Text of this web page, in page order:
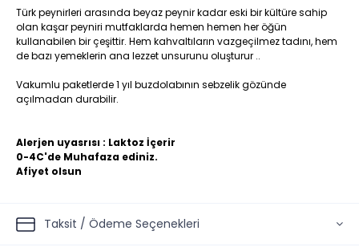
Türk peynirleri arasında beyaz peynir kadar eski bir kültüre sahip
olan kaşar peyniri mutfaklarda hemen hemen her öğün
kullanabilen bir çeşittir. Hem kahvaltıların vazgeçilmez tadını, hem
de bazı yemeklerin ana lezzet unsurunu oluşturur ..
Vakumlu paketlerde 1 yıl buzdolabının sebzelik gözünde
açılmadan durabilir.
Alerjen uyasrısı : Laktoz İçerir
0-4C'de Muhafaza ediniz.
Afiyet olsun
Taksit / Ödeme Seçenekleri